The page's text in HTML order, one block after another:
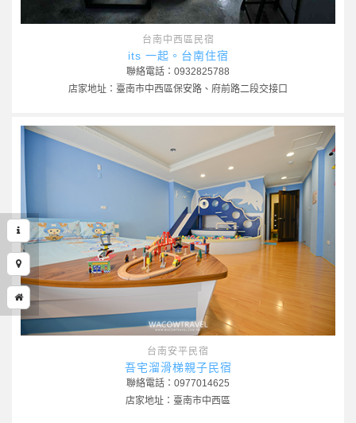
台南中西區民宿
its 一起。台南住宿
聯絡電話：0932825788
店家地址：臺南市中西區保安路、府前路二段交接口
台南安平民宿
吾宅溜滑梯親子民宿
聯絡電話：0977014625
店家地址：臺南市中西區